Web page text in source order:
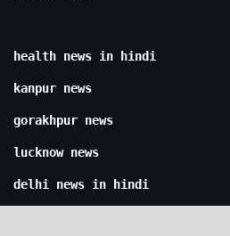
health news in hindi
kanpur news
gorakhpur news
lucknow news
delhi news in hindi